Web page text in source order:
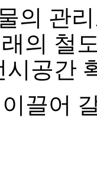
의 관
의 철
시공간
끌어